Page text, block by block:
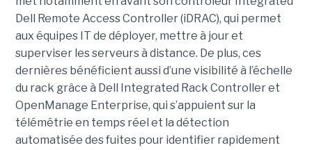
Dell Remote Access Controller (iDRAC), qui permet
aux équipes IT de déployer, mettre à jour et
superviser les serveurs à distance. De plus, ces
dernières bénéficient aussi d’une visibilité à l’échelle
du rack grâce à Dell Integrated Rack Controller et
OpenManage Enterprise, qui s’appuient sur la
télémétrie en temps réel et la détection
automatisée des fuites pour identifier rapidement